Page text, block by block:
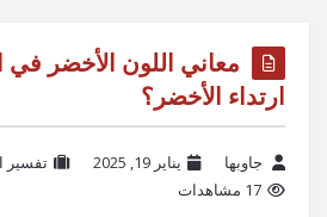
معاني اللون الأخضر في
ارتداء الأخضر؟
جاوبها يناير 19, 2025 تفسير
17 مشاهدات